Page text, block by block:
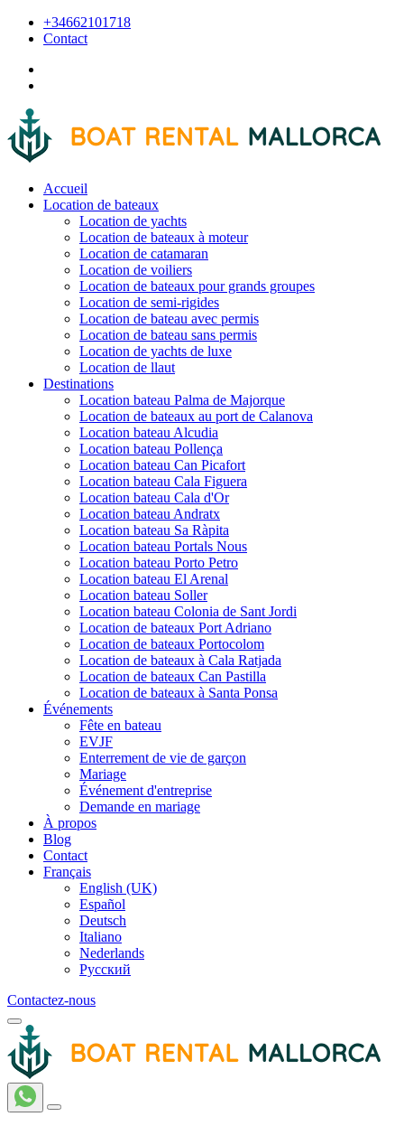
+34662101718
Contact
Accueil
Location de bateaux
Location de yachts
Location de bateaux à moteur
Location de catamaran
Location de voiliers
Location de bateaux pour grands groupes
Location de semi-rigides
Location de bateau avec permis
Location de bateau sans permis
Location de yachts de luxe
Location de llaut
Destinations
Location bateau Palma de Majorque
Location de bateaux au port de Calanova
Location bateau Alcudia
Location bateau Pollença
Location bateau Can Picafort
Location bateau Cala Figuera
Location bateau Cala d'Or
Location bateau Andratx
Location bateau Sa Ràpita
Location bateau Portals Nous
Location bateau Porto Petro
Location bateau El Arenal
Location bateau Soller
Location bateau Colonia de Sant Jordi
Location de bateaux Port Adriano
Location de bateaux Portocolom
Location de bateaux à Cala Ratjada
Location de bateaux Can Pastilla
Location de bateaux à Santa Ponsa
Événements
Fête en bateau
EVJF
Enterrement de vie de garçon
Mariage
Événement d'entreprise
Demande en mariage
À propos
Blog
Contact
Français
English (UK)
Español
Deutsch
Italiano
Nederlands
Русский
Contactez-nous